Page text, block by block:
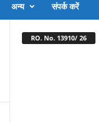
अन्य संपर्क करें
RO. No. 13910/ 26